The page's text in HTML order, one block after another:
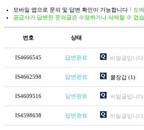
모바일 앱으로 문의 및 답변 확인이 가능합니다
도
공급사가 답변한 문의글은 수정하거나 삭제할 수 없
번호 상태
IS4666545 답변완료 비밀글입니다
IS4662598 답변완료 쿨장갑 (1)
IS4609516 답변완료 비밀글입니다
IS4598638 답변완료 비밀글입니다